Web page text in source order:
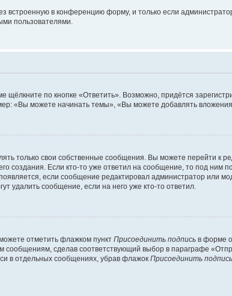
встроенную в конференцию форму, и только если
пользователями.
по кнопке «Ответить». Возможно, придётся
«Вы можете начинать темы», «Вы можете добавлять
только свои собственные сообщения. Вы можете перейти к
создания. Если кто-то уже ответил на сообщение, то под ним
если сообщение редактировал администратор или
удалить сообщение, если на него уже кто-то ответил.
отметить флажком пункт Присоединить подпись в форме
сделав соответствующий выбор в параграфе
в отдельных сообщениях, убрав флажок Присоединить подпись